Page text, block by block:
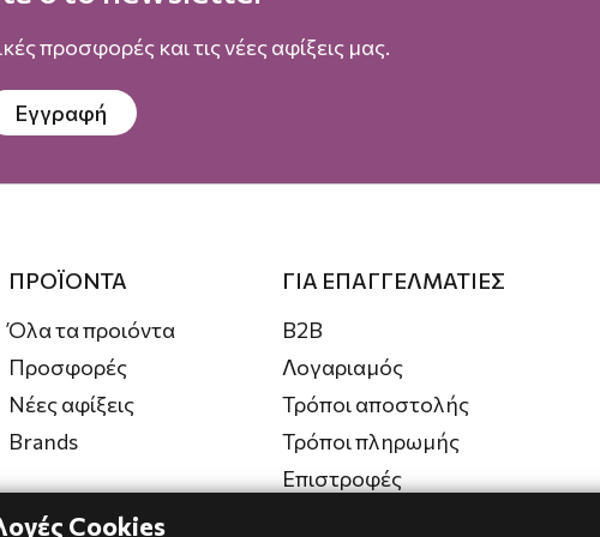
προσφορές και τις νέες αφίξεις μας.
Εγγραφή
ΠΡΟΪΟΝΤΑ
Όλα τα προιόντα
Προσφορές
Νέες αφίξεις
Brands
ΓΙΑ ΕΠΑΓΓΕΛΜΑΤΙΕΣ
B2B
Λογαριαμός
Τρόποι αποστολής
Τρόποι πληρωμής
Επιστροφές
Cookies